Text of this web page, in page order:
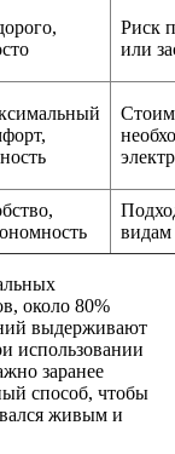
Риск
или
видам
около 80%
выдерживают
использовании
заранее
способ, чтобы
живым и